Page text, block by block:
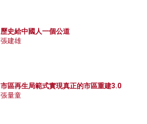
歷史給中國人一個公道
張建雄
市區再生局範式實現真正的市區重建3.0
張量童